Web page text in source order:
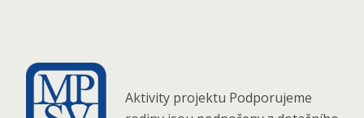
Aktivity projektu Podporujeme